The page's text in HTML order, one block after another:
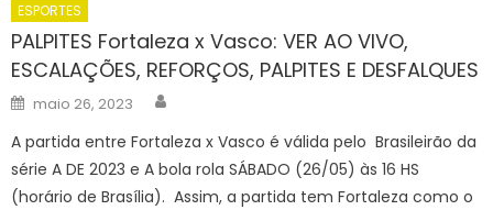
ESPORTES
PALPITES Fortaleza x Vasco: VER AO VIVO,
ESCALAÇÕES, REFORÇOS, PALPITES E DESFALQUES
Posted
on
maio 26, 2023
A partida entre Fortaleza x Vasco é válida pelo Brasileirão da
série A DE 2023 e A bola rola SÁBADO (26/05) às 16 HS
(horário de Brasília). Assim, a partida tem Fortaleza como o